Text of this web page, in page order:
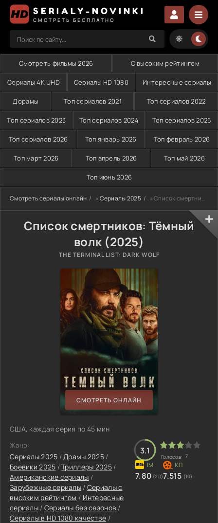
SERIALY-NOVINKI
СМОТРЕТЬ БЕСПЛАТНО
Смотреть фильмы 2026 С высоким рейтингом
Сериалы 4K UHD Сериалы HD 1080 Интересные сериалы
Дорамы Топ сериалов 2021 Топ сериалов 2022
Топ сериалов 2023 Топ сериалов 2024 Топ сериалов 2025
Топ сериалов 2026 Топ январь 2026 Топ февраль 2026
Топ март 2026 Топ апрель 2026 Топ май 2026
Топ июнь 2026
Смотреть сериалы онлайн » Сериалы 2025 » Список смертников: Тёмный волк (2025)
Список смертников: Тёмный
волк (2025)
THE TERMINAL LIST: DARK WOLF
СМОТРЕТЬ ОНЛАЙН
США, каждая серия по 45 мин
Жанр:
Сериалы 2025 /Драмы 2025 /
Боевики 2025 /Триллеры 2025/
Американские сериалы /
Зарубежные сериалы / Сериалы с
высоким рейтингом / Интересные
сериалы/ Сериалы без сезонов /
Сериалы в HD 1080 качестве /
3.1
Голосов: 7
7.80 (20)7.515 (10)